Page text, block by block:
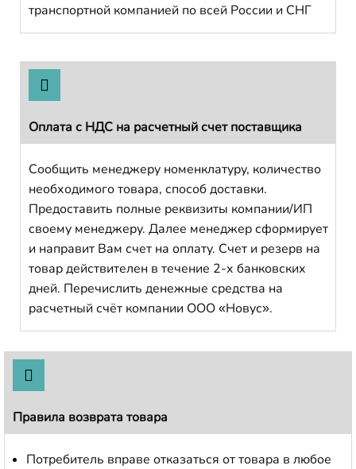
транспортной компанией по всей России и СНГ
Оплата с НДС на расчетный счет поставщика
Сообщить менеджеру номенклатуру, количество
необходимого товара, способ доставки.
Предоставить полные реквизиты компании/ИП
своему менеджеру. Далее менеджер сформирует
и направит Вам счет на оплату. Счет и резерв на
товар действителен в течение 2-х банковских
дней. Перечислить денежные средства на
расчетный счёт компании ООО «Новус».
Правила возврата товара
Потребитель вправе отказаться от товара в любое